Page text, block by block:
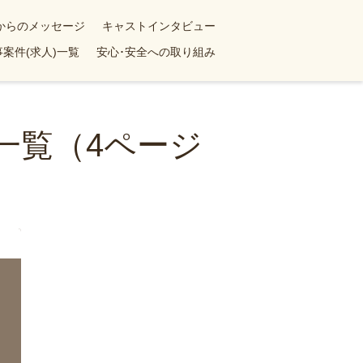
らのメッセージ
キャストインタビュー
案件(求人)一覧
安心･安全への取り組み
覧（4ページ